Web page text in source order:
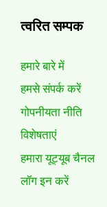
त्वरित सम्पक
हमारे बारे में
हमसे संपर्क करें
गोपनीयता नीति
विशेषताएं
हमारा यूट्यूब चैनल
लॉग इन करें